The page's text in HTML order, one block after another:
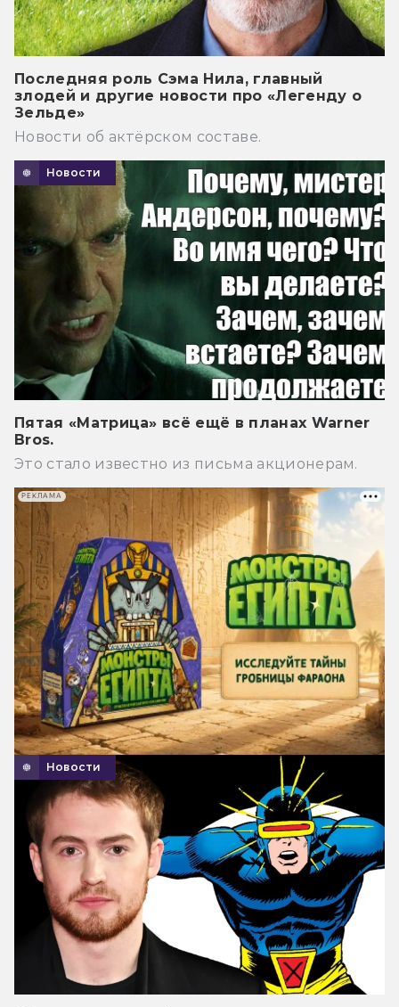
Последняя роль Сэма Нила, главный
злодей и другие новости про «Легенду о
Зельде»
Новости об актёрском составе.
Новости
Пятая «Матрица» всё ещё в планах Warner
Bros.
Это стало известно из письма акционерам.
Новости
РЕКЛАМА